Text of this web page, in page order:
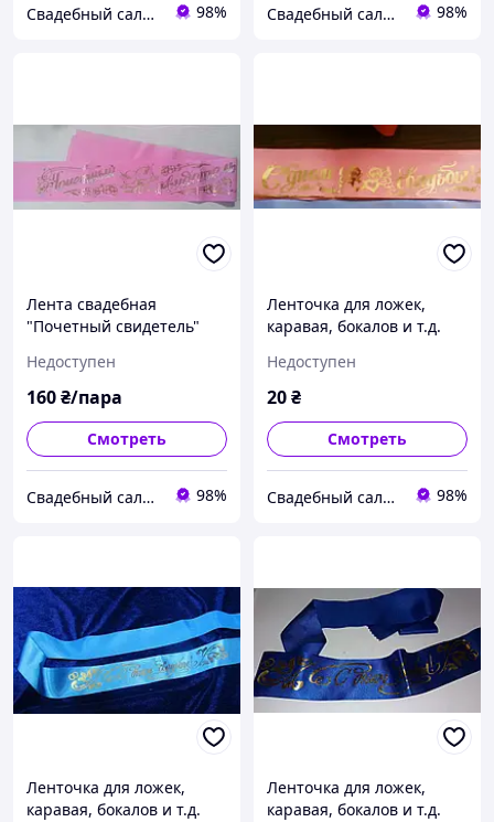
Свадебный салон "ПРИНЦЕССА" 98% Свадебный салон "ПРИНЦЕССА" 98%
Лента свадебная
"Почетный свидетель"
Недоступен
160₴/пара
Смотреть
Свадебный салон "ПРИНЦЕССА" 98%
Ленточка для ложек,
каравая, бокалов и т.д.
Недоступен
20₴
Смотреть
Свадебный салон "ПРИНЦЕССА" 98%
Ленточка для ложек,
каравая, бокалов и т.д.
Ленточка для ложек,
каравая, бокалов и т.д.